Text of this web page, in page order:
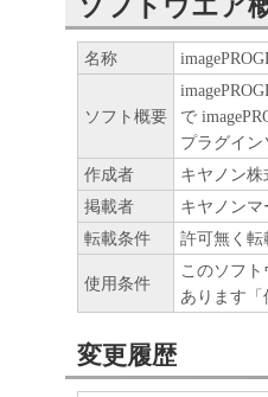
たはネットワー
それぞれにおい
ア」をコンピュ
と、またはコン
すること、読み
も含むものとし
た、お客様が「
様のイントラネ
います）に、本
を使用させるこ
かる「指定ユー
ソフトウエア
名称
ソフト概要
で
プラグイン
作成者
キヤノン株
掲載者
キヤノン
転載条件
許可無く転
使用条件
このソフ
あります
変更履歴